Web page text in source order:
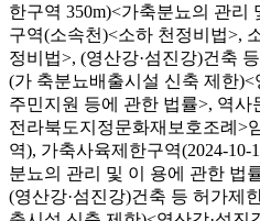
한구역 350m)<가축분뇨의 관리
구역(소속천)<소하 천정비법>,
정비법>, (영산강·섬진강)건축
(가 축분뇨배출시설 신축 제한
주민지원 등에 관한 법률>, 역
전라북도지정문화재보호조례>
역), 가축사육제한구역(2024-10-
분뇨의 관리 및 이 용에 관한 법
(영산강·섬진강)건축 등 허가제